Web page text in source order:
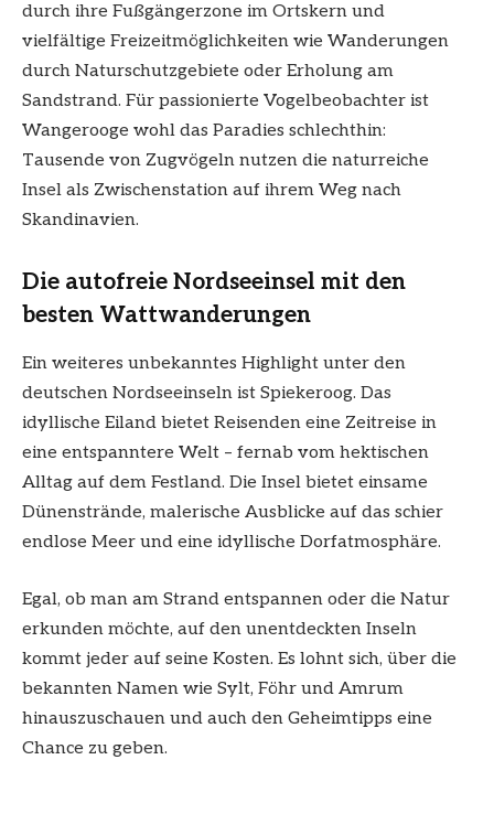
durch ihre Fußgängerzone im Ortskern und
vielfältige Freizeitmöglichkeiten wie Wanderungen
durch Naturschutzgebiete oder Erholung am
Sandstrand. Für passionierte Vogelbeobachter ist
Wangerooge wohl das Paradies schlechthin:
Tausende von Zugvögeln nutzen die naturreiche
Insel als Zwischenstation auf ihrem Weg nach
Skandinavien.
Die autofreie Nordseeinsel mit den
besten Wattwanderungen
Ein weiteres unbekanntes Highlight unter den
deutschen Nordseeinseln ist Spiekeroog. Das
idyllische Eiland bietet Reisenden eine Zeitreise in
eine entspanntere Welt – fernab vom hektischen
Alltag auf dem Festland. Die Insel bietet einsame
Dünenstrände, malerische Ausblicke auf das schier
endlose Meer und eine idyllische Dorfatmosphäre.
Egal, ob man am Strand entspannen oder die Natur
erkunden möchte, auf den unentdeckten Inseln
kommt jeder auf seine Kosten. Es lohnt sich, über die
bekannten Namen wie Sylt, Föhr und Amrum
hinauszuschauen und auch den Geheimtipps eine
Chance zu geben.